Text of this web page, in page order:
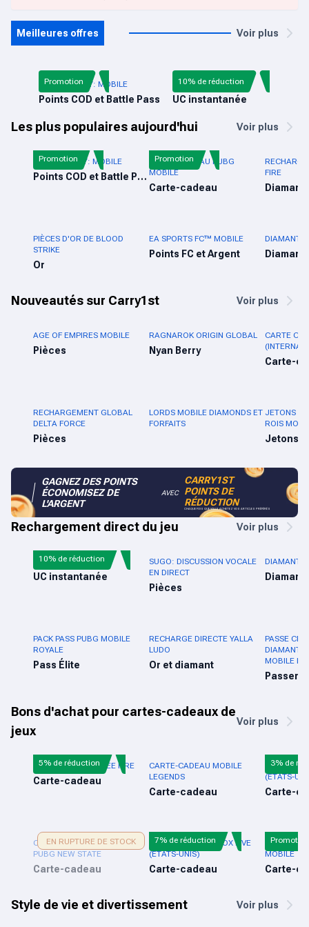
Meilleures offres Voir plus
CALL OF DUTY: MOBILE
Points COD et Battle Pass
Promotion PUBG MOBILE UC
UC instantanée
10% de réduction
Les plus populaires aujourd'hui Voir plus
CALL OF DUTY: MOBILE
Points COD et Battle Pass
Promotion
CARTE-CADEAU PUBG
MOBILE
Carte-cadeau
Promotion
FIRE
PIÈCES D'OR DE BLOOD
STRIKE
Or
EA SPORTS FC™ MOBILE
Points FC et Argent
DIAMANTS
Nouveautés sur Carry1st Voir plus
AGE OF EMPIRES MOBILE
Pièces
RAGNAROK ORIGIN GLOBAL
Nyan Berry
CARTE
Carte-
RECHARGEMENT GLOBAL
DELTA FORCE
Pièces
LORDS MOBILE DIAMONDS ET
FORFAITS
JETONS
ROIS
Jetons
GAGNEZ DES POINTS
ÉCONOMISEZ DE
L'ARGENT
AVEC
CARRY1ST
POINTS DE
RÉDUCTION
CHAQUE FOIS QUE VOUS ACHETEZ VOS ARTICLES PRÉFÉRÉS
Rechargement direct du jeu Voir plus
PUBG MOBILE UC
UC instantanée
10% de réduction
SUGO: DISCUSSION VOCALE
EN DIRECT
Pièces
DIAMANTS
PACK PASS PUBG MOBILE
ROYALE
Pass Élite
RECHARGE DIRECTE YALLA
LUDO
Or et diamant
PASSE
DIAMANTS
MOBILE
Passer
Bons d'achat pour cartes-cadeaux de
jeux
Voir plus
CARTE-CADEAU FREE FIRE
Carte-cadeau
5% de réduction
CARTE-CADEAU MOBILE
LEGENDS
Carte-cadeau
CARTE-
(ÉTATS-
Carte-
3% de
CARTE-CADEAU MOBILE
PUBG NEW STATE
Carte-cadeau
EN RUPTURE DE STOCK
CARTE CADEAU XBOX LIVE
(ÉTATS-UNIS)
Carte-cadeau
7% de réduction
CARTE-
MOBILE
Carte-
Promotion
Style de vie et divertissement Voir plus